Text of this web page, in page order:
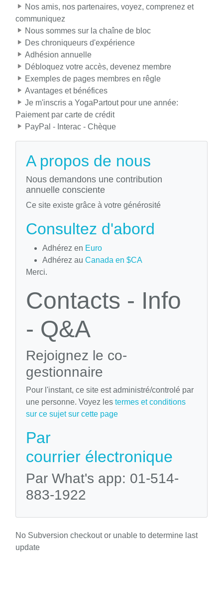
Nos amis, nos partenaires, voyez, comprenez et
communiquez
Nous sommes sur la chaîne de bloc
Des chroniqueurs d'expérience
Adhésion annuelle
Débloquez votre accès, devenez membre
Exemples de pages membres en rêgle
Avantages et bénéfices
Je m'inscris a YogaPartout pour une année:
Paiement par carte de crédit
PayPal - Interac - Chèque
A propos de nous
Nous demandons une contribution
annuelle consciente
Ce site existe grâce à votre générosité
Consultez d'abord
Adhérez en Euro
Adhérez au Canada en $CA
Merci.
Contacts - Info
- Q&A
Rejoignez le co-
gestionnaire
Pour l'instant, ce site est administré/controlé par
une personne. Voyez les termes et conditions
sur ce sujet sur cette page
Par
courrier électronique
Par What's app: 01-514-
883-1922
No Subversion checkout or unable to determine last
update